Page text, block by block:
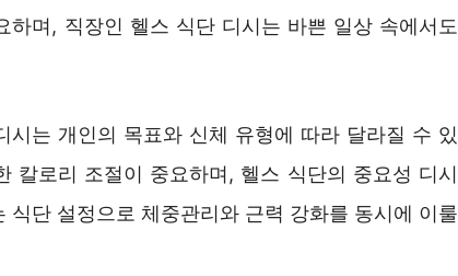
하며, 직장인 헬스 식단 디시는 바쁜 일상 속에서도
시는 개인의 목표와 신체 유형에 따라 달라질 수 있
칼로리 조절이 중요하며, 헬스 식단의 중요성 디시
식단 설정으로 체중관리와 근력 강화를 동시에 이룰